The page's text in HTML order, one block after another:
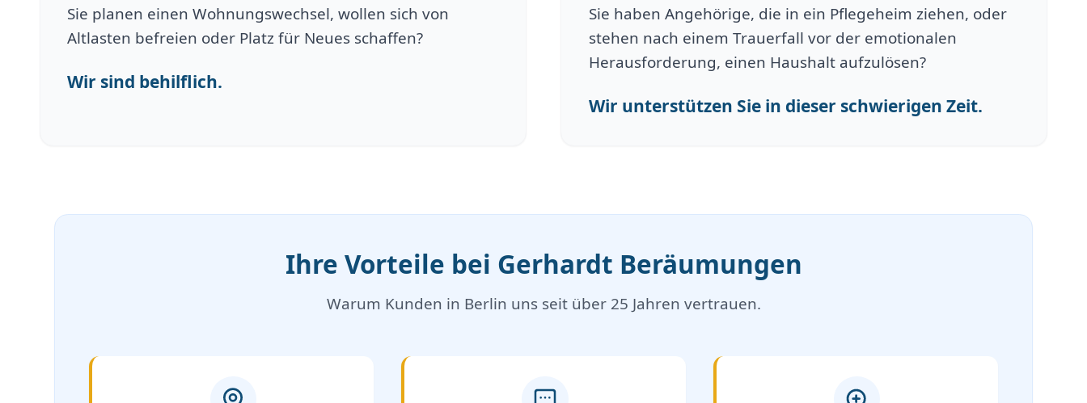
Sie planen einen Wohnungswechsel, wollen sich von
Altlasten befreien oder Platz für Neues schaffen?
Wir sind behilflich.
Sie haben Angehörige, die in ein Pflegeheim ziehen, oder
stehen nach einem Trauerfall vor der emotionalen
Herausforderung, einen Haushalt aufzulösen?
Wir unterstützen Sie in dieser schwierigen Zeit.
Ihre Vorteile bei Gerhardt Beräumungen
Warum Kunden in Berlin uns seit über 25 Jahren vertrauen.